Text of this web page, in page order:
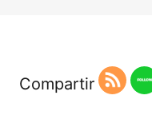
Compartir